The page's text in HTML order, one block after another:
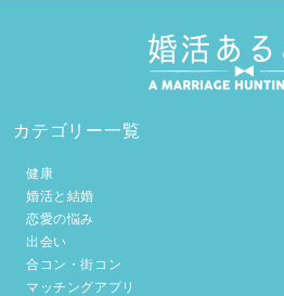
カテゴリー一覧
健康
婚活と結婚
恋愛の悩み
出会い
合コン・街コン
マッチングアプリ